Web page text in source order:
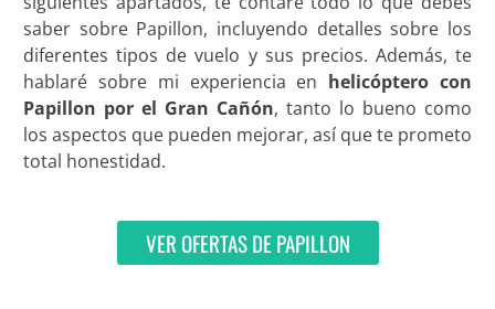
saber sobre Papillon, incluyendo detalles sobre los
diferentes tipos de vuelo y sus precios. Además, te
hablaré sobre mi experiencia en helicóptero con
Papillon por el Gran Cañón, tanto lo bueno como
los aspectos que pueden mejorar, así que te prometo
total honestidad.
VER OFERTAS DE PAPILLON